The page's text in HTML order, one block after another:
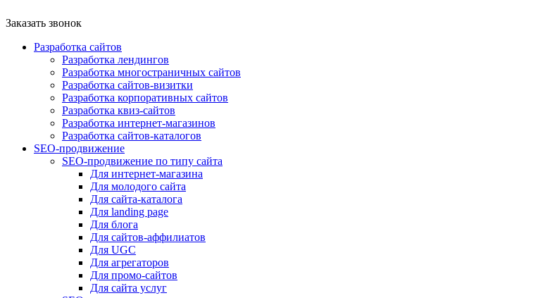
Заказать звонок
Разработка сайтов
Разработка лендингов
Разработка многостраничных сайтов
Разработка сайтов-визитки
Разработка корпоративных сайтов
Разработка квиз-сайтов
Разработка интернет-магазинов
Разработка сайтов-каталогов
SEO-продвижение
SEO-продвижение по типу сайта
Для интернет-магазина
Для молодого сайта
Для сайта-каталога
Для landing page
Для блога
Для сайтов-аффилиатов
Для UGC
Для агрегаторов
Для промо-сайтов
Для сайта услуг